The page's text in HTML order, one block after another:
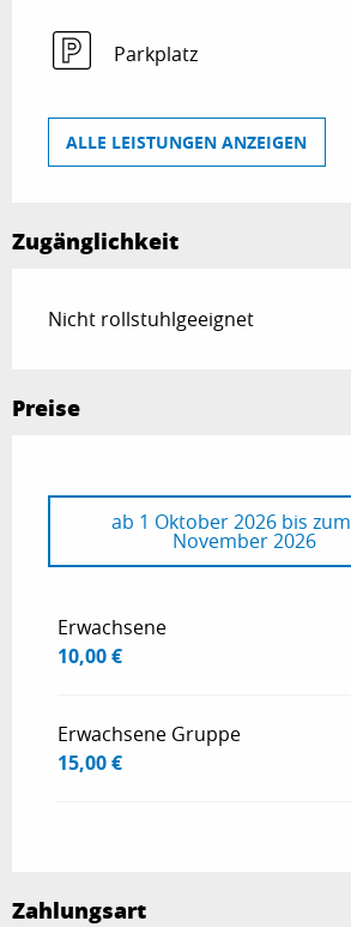
Parkplatz
ALLE LEISTUNGEN ANZEIGEN
Zugänglichkeit
Nicht rollstuhlgeeignet
Preise
ab 1 Oktober 2026 bis zum
November 2026
Erwachsene
10,00 €
Erwachsene Gruppe
15,00 €
Zahlungsart